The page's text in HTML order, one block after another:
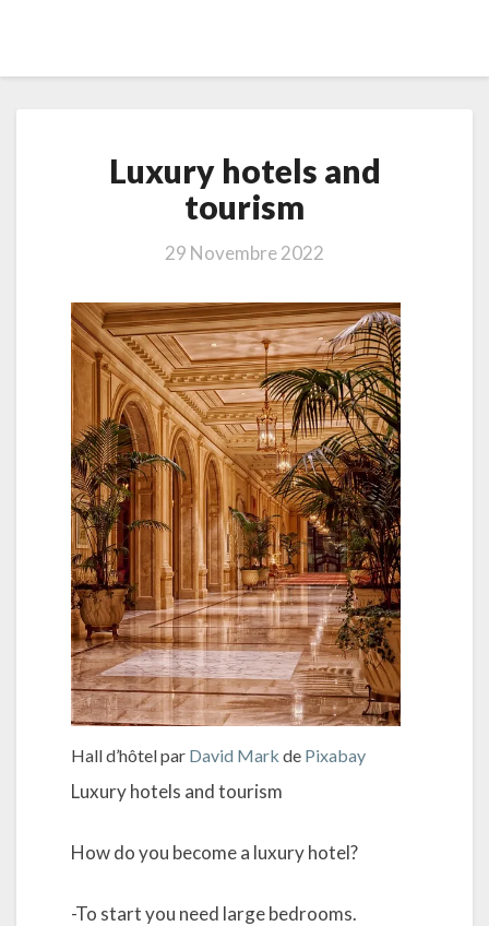
hotels
and
tourism
Luxury hotels and
tourism
29 Novembre 2022
Hall d’hôtel par David Mark de Pixabay
Luxury hotels and tourism
How do you become a luxury hotel?
-To start you need large bedrooms.